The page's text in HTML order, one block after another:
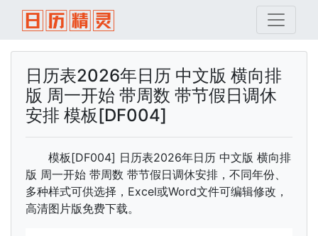
日历表2026年日历 中文版 横向排
版 周一开始 带周数 带节假日调休
安排 模板[DF004]
模板[DF004] 日历表2026年日历 中文版 横向排
版 周一开始 带周数 带节假日调休安排，不同年份、
多种样式可供选择，Excel或Word文件可编辑修改，
高清图片版免费下载。